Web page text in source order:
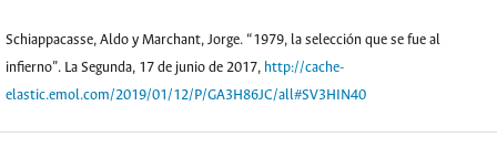
Schiappacasse, Aldo y Marchant, Jorge. “1979, la selección que se fue al
infierno”. La Segunda, 17 de junio de 2017, http://cache-
elastic.emol.com/2019/01/12/P/GA3H86JC/all#SV3HIN40